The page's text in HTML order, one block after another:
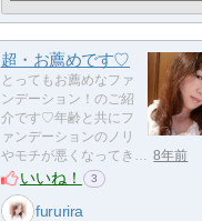
超・お薦めです♡
とってもお薦めなファ
ンデーション！のご紹
介です♡年齢と共にフ
ァンデーションのノリ
やモチが悪くなってき…
8年前
いいね！ 3
fururira